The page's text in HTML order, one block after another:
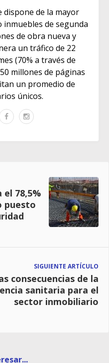
de la mayor
de segunda
de obra nueva y
un tráfico de 22
(70% a través de
millones de páginas
un promedio de
únicos.
78,5%
puesto
SIGUIENTE ARTÍCULO
consecuencias de la
sanitaria para el
sector inmobiliario